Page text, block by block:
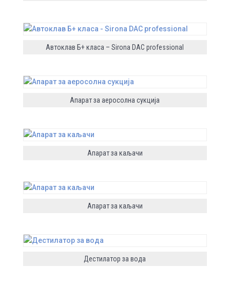
Автоклав Б+ класа – Sirona DAC professional
Апарат за аеросолна сукција
Апарат за каљачи
Апарат за каљачи
Дестилатор за вода